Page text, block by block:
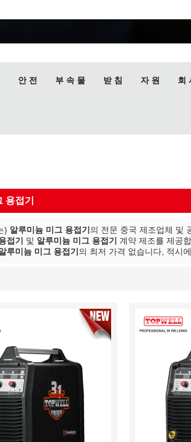
안 전 부 속 물 받 침 자 원 회
용접기
) 알루미늄 미그 용접기 의 전문 중국 제조업체 및
접기
및 알루미늄 미그 용접기 계약 제조를 제공
루미늄 미그 용접기 의 최저 가격 없습니다, 적시